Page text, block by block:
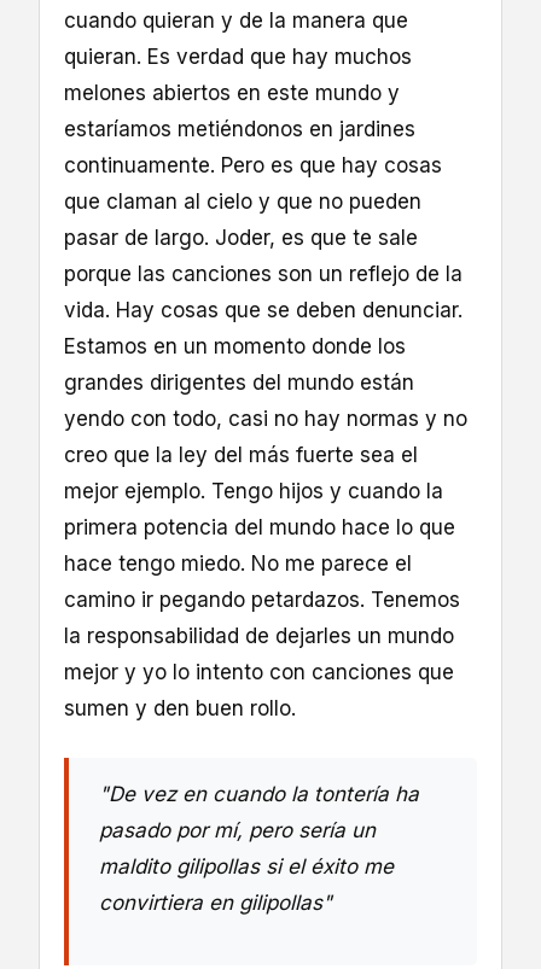
cuando quieran y de la manera que
quieran. Es verdad que hay muchos
melones abiertos en este mundo y
estaríamos metiéndonos en jardines
continuamente. Pero es que hay cosas
que claman al cielo y que no pueden
pasar de largo. Joder, es que te sale
porque las canciones son un reflejo de la
vida. Hay cosas que se deben denunciar.
Estamos en un momento donde los
grandes dirigentes del mundo están
yendo con todo, casi no hay normas y no
creo que la ley del más fuerte sea el
mejor ejemplo. Tengo hijos y cuando la
primera potencia del mundo hace lo que
hace tengo miedo. No me parece el
camino ir pegando petardazos. Tenemos
la responsabilidad de dejarles un mundo
mejor y yo lo intento con canciones que
sumen y den buen rollo.
"De vez en cuando la tontería ha
pasado por mí, pero sería un
maldito gilipollas si el éxito me
convirtiera en gilipollas"